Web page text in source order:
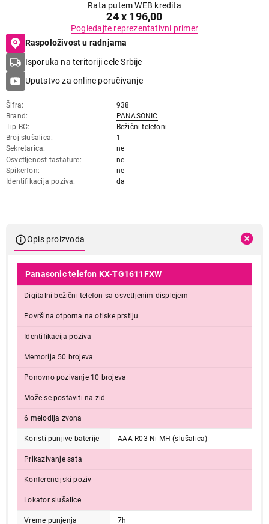
Rata putem WEB kredita
24 x 196,00
Pogledajte reprezentativni primer
Raspoloživost u radnjama
Isporuka na teritoriji cele Srbije
Uputstvo za online poručivanje
Šifra
938
Brand
PANASONIC
Tip BC
Bežični telefoni
Broj slušalica
1
Sekretarica
ne
Osvetljenost tastature
ne
Spikerfon
ne
Identifikacija poziva
da
Opis proizvoda
Panasonic telefon KX-TG1611FXW
Digitalni bežični telefon sa osvetljenim displejem
Površina otporna na otiske prstiju
Identifikacija poziva
Memorija 50 brojeva
Ponovno pozivanje 10 brojeva
Može se postaviti na zid
6 melodija zvona
Koristi punjive baterije AAA R03 Ni-MH (slušalica)
Prikazivanje sata
Konferencijski poziv
Lokator slušalice
Vreme punjenja 7h